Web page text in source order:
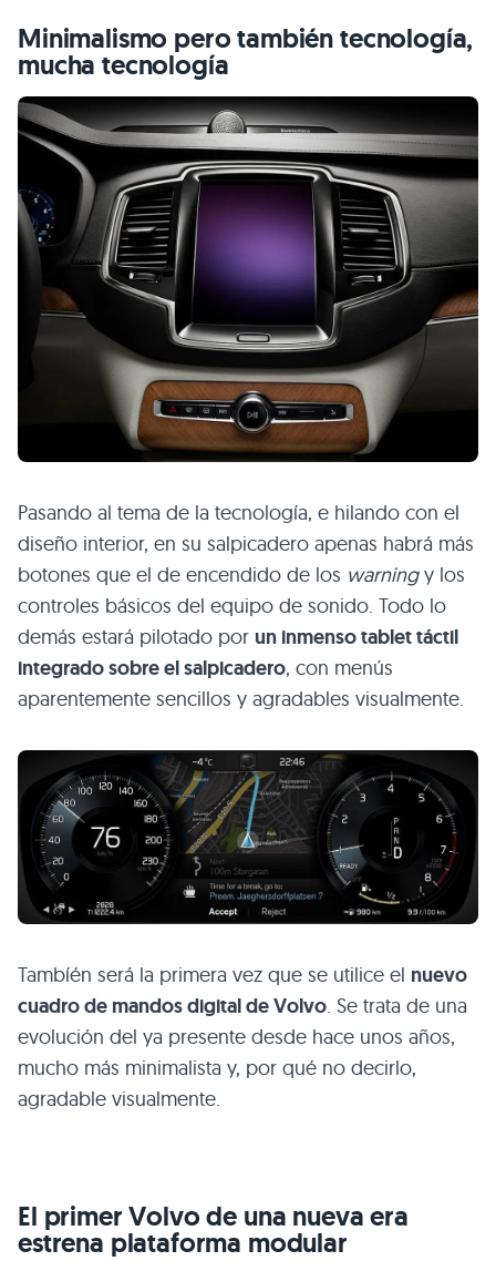
Minimalismo pero también tecnología,
mucha tecnología
Pasando al tema de la tecnología, e hilando con el
diseño interior, en su salpicadero apenas habrá más
botones que el de encendido de los warningy los
controles básicos del equipo de sonido. Todo lo
demás estará pilotado por un inmenso tablet táctil
integrado sobre el salpicadero, con menús
aparentemente sencillos y agradables visualmente.
Tambíén será la primera vez que se utilice el nuevo
cuadro de mandos digital de Volvo . Se trata de una
evolución del ya presente desde hace unos años,
mucho más minimalista y, por qué no decirlo,
agradable visualmente.
El primer Volvo de una nueva era
estrena plataforma modular